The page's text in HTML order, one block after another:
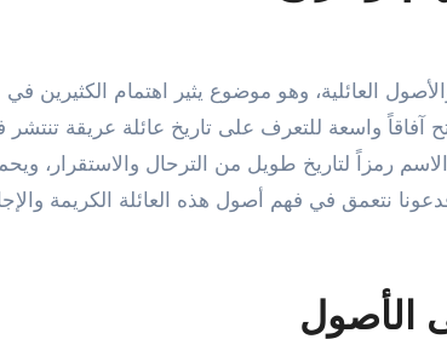
آفاقاً واسعة للتعرف على تاريخ عائلة عريقة تنتشر
رمزاً لتاريخ طويل من الترحال والاستقرار،
نتعمق في فهم أصول هذه العائلة الكريمة
الأصول